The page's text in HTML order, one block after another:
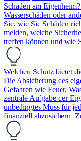
Schaden am
Wasserschäden oder
Sie, wie Sie Schäden
melden, welche
treffen können und wie
Welchen Schutz bietet
Die Absicherung des
Gefahren wie Feuer,
zentrale Aufgabe der
unbedingtes Muss für
finanziell abzusichern.